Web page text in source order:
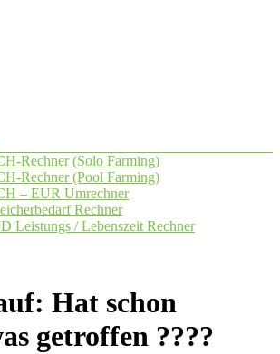
Rechner (Solo Farming)
Rechner (Pool Farming)
– EUR Umrechner
Rechner
Leistungs / Lebenszeit Rechner
Hat schon
getroffen ????